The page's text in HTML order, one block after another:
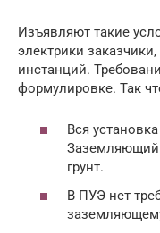
Изъявляют такие
электрики
инстанций.
формулировке. Так
Вся
Заземляющий
грунт.
В ПУЭ нет